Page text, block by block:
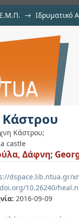
Ε.Μ.Π. → Ιδρυματικό
Κάστρου;
castle
Δάφνη;
dspace.lib.ntua.gr/
10.26240/
2016-09-09